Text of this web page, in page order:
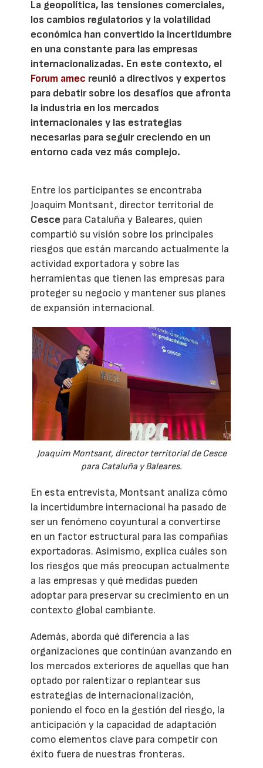
La geopolítica, las tensiones comerciales,
los cambios regulatorios y la volatilidad
económica han convertido la incertidumbre
en una constante para las empresas
internacionalizadas. En este contexto, el
Forum amec reunió a directivos y expertos
para debatir sobre los desafíos que afronta
la industria en los mercados
internacionales y las estrategias
necesarias para seguir creciendo en un
entorno cada vez más complejo.
Entre los participantes se encontraba
Joaquim Montsant, director territorial de
Cesce para Cataluña y Baleares, quien
compartió su visión sobre los principales
riesgos que están marcando actualmente la
actividad exportadora y sobre las
herramientas que tienen las empresas para
proteger su negocio y mantener sus planes
de expansión internacional.
Joaquim Montsant, director territorial de Cesce
para Cataluña y Baleares.
En esta entrevista, Montsant analiza cómo
la incertidumbre internacional ha pasado de
ser un fenómeno coyuntural a convertirse
en un factor estructural para las compañías
exportadoras. Asimismo, explica cuáles son
los riesgos que más preocupan actualmente
a las empresas y qué medidas pueden
adoptar para preservar su crecimiento en un
contexto global cambiante.
Además, aborda qué diferencia a las
organizaciones que continúan avanzando en
los mercados exteriores de aquellas que han
optado por ralentizar o replantear sus
estrategias de internacionalización,
poniendo el foco en la gestión del riesgo, la
anticipación y la capacidad de adaptación
como elementos clave para competir con
éxito fuera de nuestras fronteras.